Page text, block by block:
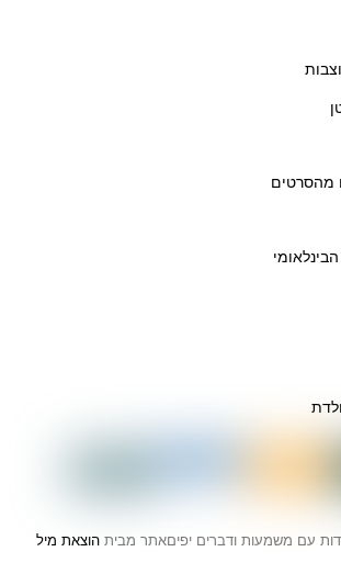
מהסרטים
עם משמעות ודברים יפיםאתר מביתהוצאת מיל